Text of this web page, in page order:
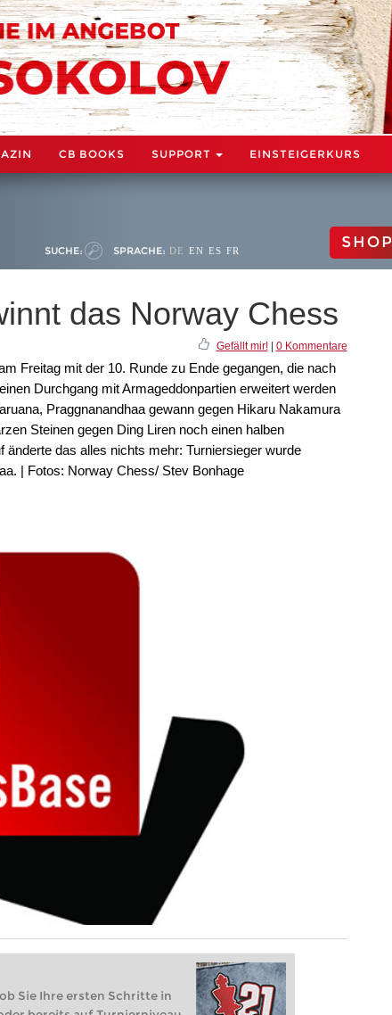
CB BOOKS SUPPORT EINSTEIGERKURS
SUCHE: SPRACHE: DE EN ES FR SHOP
das Norway Chess
Gefällt mir!| 0 Kommentare
Freitag mit der 10. Runde zu Ende gegangen, die nach
Durchgang mit Armageddonpartien erweitert werden
Praggnanandhaa gewann gegen Hikaru Nakamura
Steinen gegen Ding Liren noch einen halben
das alles nichts mehr: Turniersieger wurde
| Fotos: Norway Chess/ Stev Bonhage
Sie Ihre ersten Schritte in